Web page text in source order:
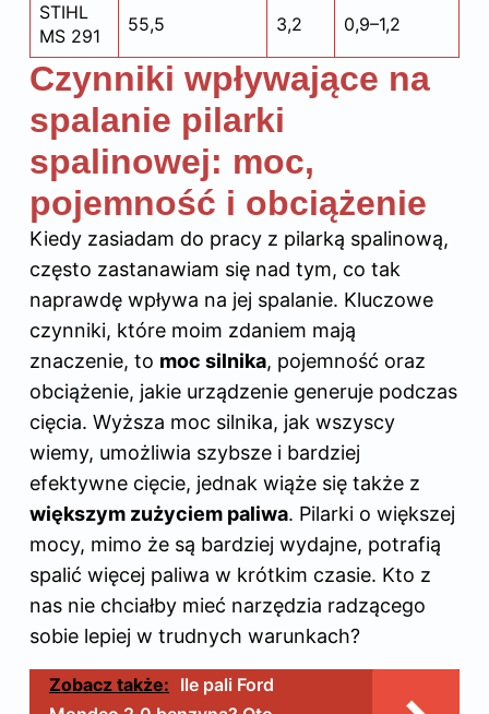
STIHL
MS 291
55,5 3,2 0,9–1,2
Czynniki wpływające na
spalanie pilarki
spalinowej: moc,
pojemność i obciążenie
Kiedy zasiadam do pracy z pilarką spalinową,
często zastanawiam się nad tym, co tak
naprawdę wpływa na jej spalanie. Kluczowe
czynniki, które moim zdaniem mają
znaczenie, to moc silnika, pojemność oraz
obciążenie, jakie urządzenie generuje podczas
cięcia. Wyższa moc silnika, jak wszyscy
wiemy, umożliwia szybsze i bardziej
efektywne cięcie, jednak wiąże się także z
większym zużyciem paliwa. Pilarki o większej
mocy, mimo że są bardziej wydajne, potrafią
spalić więcej paliwa w krótkim czasie. Kto z
nas nie chciałby mieć narzędzia radzącego
sobie lepiej w trudnych warunkach?
Zobacz także: Ile pali Ford